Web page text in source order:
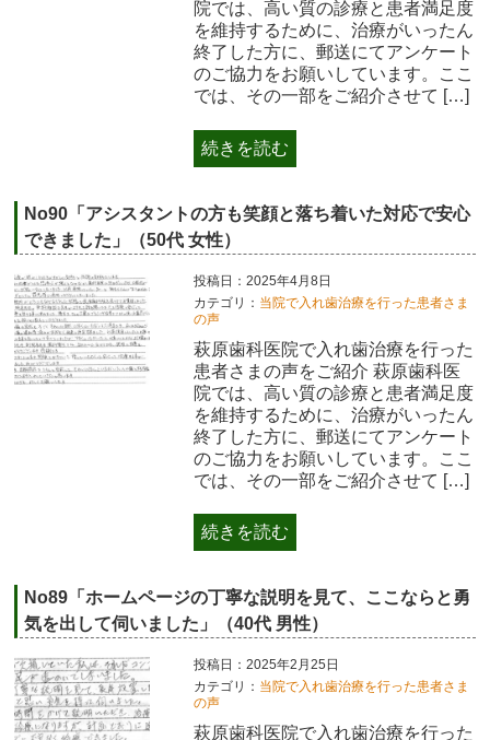
院では、高い質の診療と患者満足度
を維持するために、治療がいったん
終了した方に、郵送にてアンケート
のご協力をお願いしています。ここ
では、その一部をご紹介させて […]
続きを読む
No90「アシスタントの方も笑顔と落ち着いた対応で安心
できました」（50代 女性）
投稿日：2025年4月8日
カテゴリ： 当院で入れ歯治療を行った患者さま
の声
萩原歯科医院で入れ歯治療を行った
患者さまの声をご紹介 萩原歯科医
院では、高い質の診療と患者満足度
を維持するために、治療がいったん
終了した方に、郵送にてアンケート
のご協力をお願いしています。ここ
では、その一部をご紹介させて […]
続きを読む
No89「ホームページの丁寧な説明を見て、ここならと勇
気を出して伺いました」（40代 男性）
投稿日：2025年2月25日
カテゴリ： 当院で入れ歯治療を行った患者さま
の声
萩原歯科医院で入れ歯治療を行った